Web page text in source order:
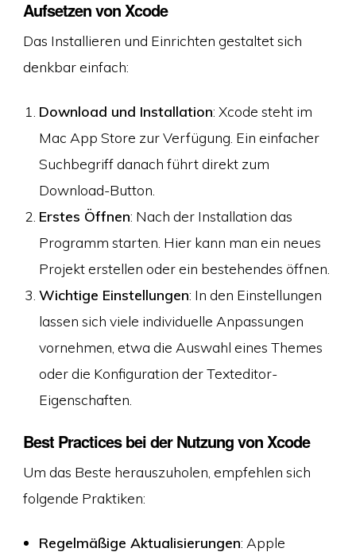
Aufsetzen von Xcode
Das Installieren und Einrichten gestaltet sich
denkbar einfach:
Download und Installation: Xcode steht im
Mac App Store zur Verfügung. Ein einfacher
Suchbegriff danach führt direkt zum
Download-Button.
Erstes Öffnen: Nach der Installation das
Programm starten. Hier kann man ein neues
Projekt erstellen oder ein bestehendes öffnen.
Wichtige Einstellungen: In den Einstellungen
lassen sich viele individuelle Anpassungen
vornehmen, etwa die Auswahl eines Themes
oder die Konfiguration der Texteditor-
Eigenschaften.
Best Practices bei der Nutzung von Xcode
Um das Beste herauszuholen, empfehlen sich
folgende Praktiken:
Regelmäßige Aktualisierungen: Apple